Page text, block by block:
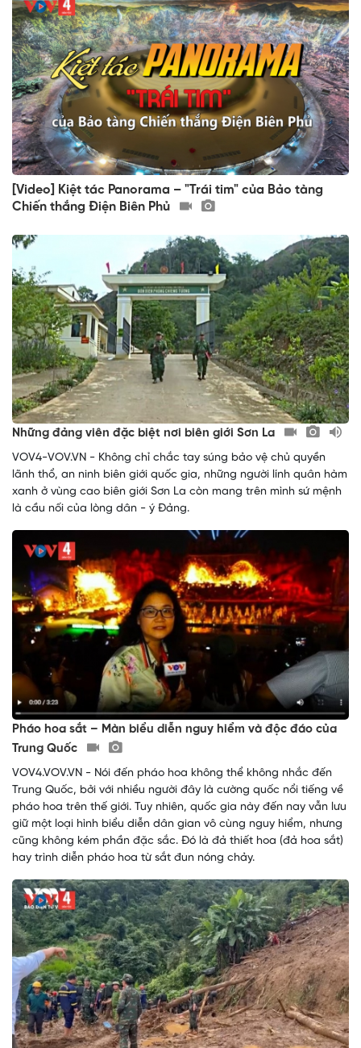
[Video] Kiệt tác Panorama – "Trái tim" của Bảo tàng
Chiến thắng Điện Biên Phủ
Những đảng viên đặc biệt nơi biên giới Sơn La
VOV4-VOV.VN - Không chỉ chắc tay súng bảo vệ chủ quyền
lãnh thổ, an ninh biên giới quốc gia, những người lính quân hàm
xanh ở vùng cao biên giới Sơn La còn mang trên mình sứ mệnh
là cầu nối của lòng dân - ý Đảng.
Pháo hoa sắt – Màn biểu diễn nguy hiểm và độc đáo của
Trung Quốc
VOV4.VOV.VN - Nói đến pháo hoa không thể không nhắc đến
Trung Quốc, bởi với nhiều người đây là cường quốc nổi tiếng về
pháo hoa trên thế giới. Tuy nhiên, quốc gia này đến nay vẫn lưu
giữ một loại hình biểu diễn dân gian vô cùng nguy hiểm, nhưng
cũng không kém phần đặc sắc. Đó là đả thiết hoa (đả hoa sắt)
hay trình diễn pháo hoa từ sắt đun nóng chảy.